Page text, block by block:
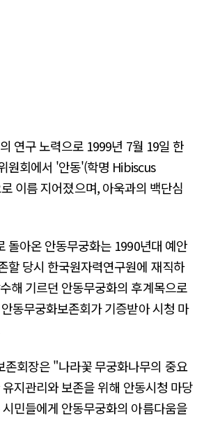
연구 노력으로 1999년 7월 19일 한
원회에서 '안동'(학명 Hibiscus
이름 지어졌으며, 아욱과의 백단심
돌아온 안동무궁화는 1990년대 예안
할 당시 한국원자력연구원에 재직하
해 기르던 안동무궁화의 후계목으로
동무궁화보존회가 기증받아 시청 마
존회장은 "나라꽃 무궁화나무의 중요
지관리와 보존을 위해 안동시청 마당
민들에게 안동무궁화의 아름다움을